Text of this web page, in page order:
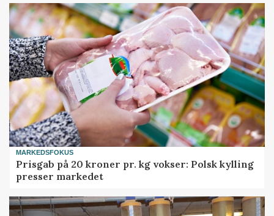
MARKEDSFOKUS
Prisgab på 20 kroner pr. kg vokser: Polsk kylling
presser markedet